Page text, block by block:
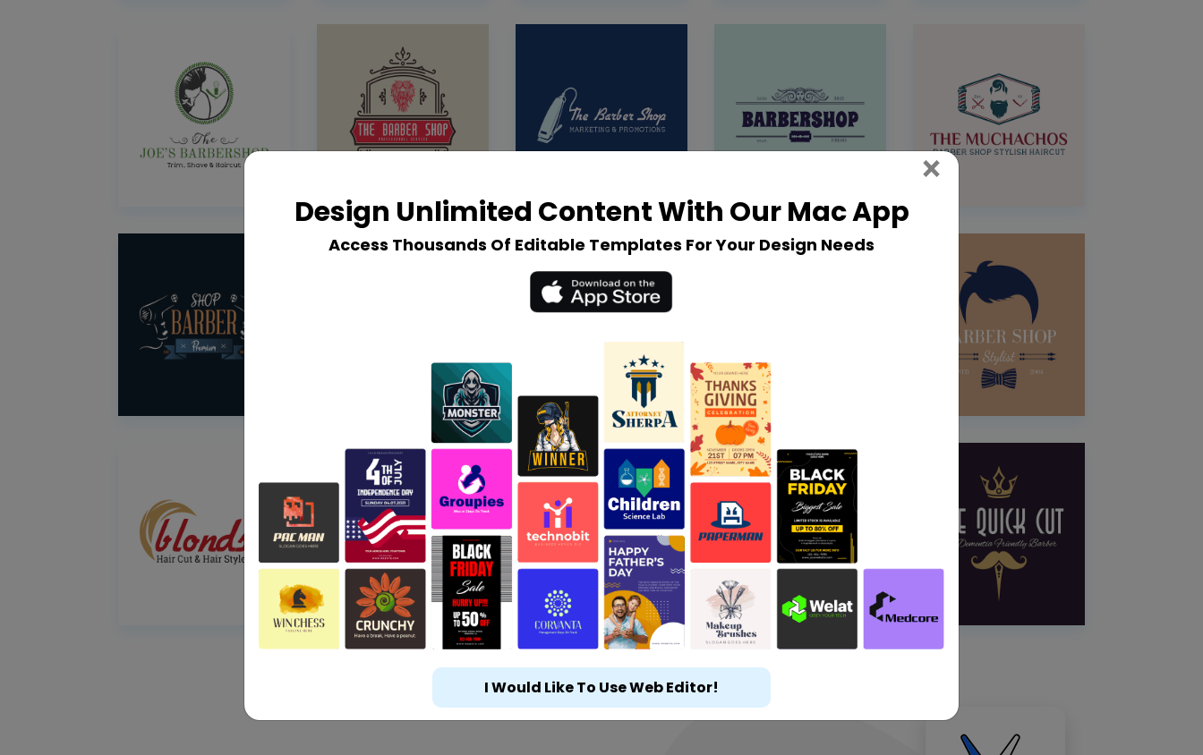
Design Unlimited Content With Our Mac App
Access Thousands Of Editable Templates For Your Design Needs
× Close
I Would Like To Use Web Editor!